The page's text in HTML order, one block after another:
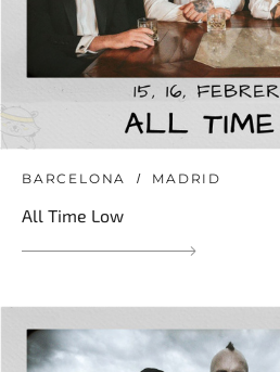
BARCELONA MADRID
All Time Low